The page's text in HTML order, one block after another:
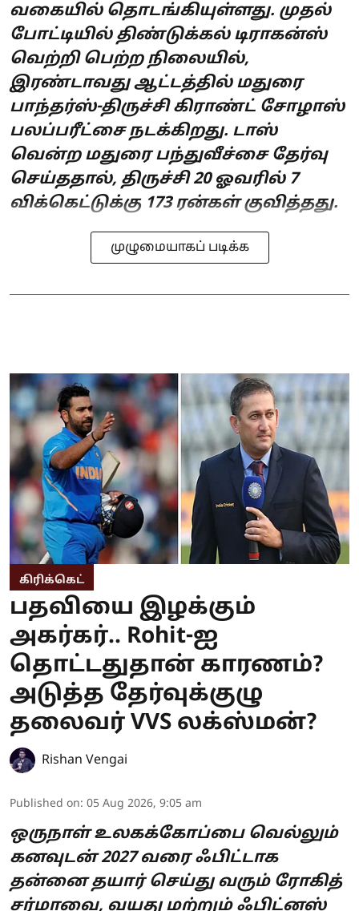
வகையில் தொடங்கியுள்ளது. முதல்
போட்டியில் திண்டுக்கல் டிராகன்ஸ்
வெற்றி பெற்ற நிலையில்,
இரண்டாவது ஆட்டத்தில் மதுரை
பாந்தர்ஸ்-திருச்சி கிராண்ட் சோழாஸ்
பலப்பரீட்சை நடக்கிறது. டாஸ்
வென்ற மதுரை பந்துவீச்சை தேர்வு
செய்ததால், திருச்சி 20 ஓவரில் 7
விக்கெட்டுக்கு 173 ரன்கள் குவித்தது.
முழுமையாகப் படிக்க
கிரிக்கெட்
பதவியை இழக்கும்
அகர்கர்.. Rohit-ஐ
தொட்டதுதான் காரணம்?
அடுத்த தேர்வுக்குழு
தலைவர் VVS லக்ஸ்மன்?
Rishan Vengai
Published on: 05 Aug 2026, 9:05 am
ஒருநாள் உலகக்கோப்பை வெல்லும்
கனவுடன் 2027 வரை ஃபிட்டாக
தன்னை தயார் செய்து வரும் ரோகித்
சர்மாவை, வயது மற்றும் ஃபிட்னஸ்